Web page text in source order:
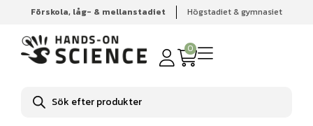
Förskola, låg- & mellanstadiet Högstadiet & gymnasiet
0
Produktsökning
Hem Högstadiet & gymnasiet Biologi
Affischer
Affisch rovfåglar och ugglor